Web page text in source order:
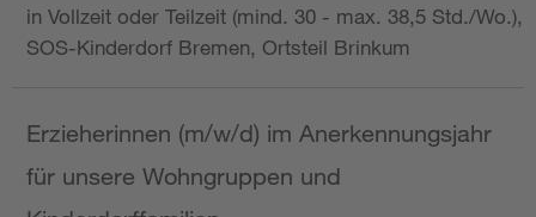
in Vollzeit oder Teilzeit (mind. 30 - max. 38,5 Std./Wo.),
SOS-Kinderdorf Bremen, Ortsteil Brinkum
Erzieherinnen (m/w/d) im Anerkennungsjahr
für unsere Wohngruppen und